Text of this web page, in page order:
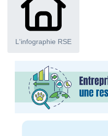
L'infographie RSE